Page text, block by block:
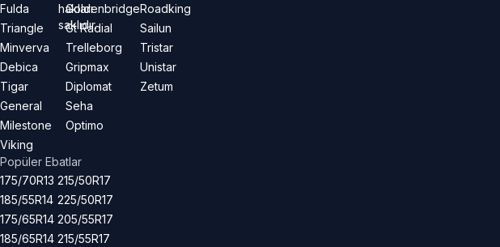
Fulda
Triangle
Minverva
Debica
Tigar
General
Milestone
Viking
Goldenbridge
Gt Radial
Trelleborg
Gripmax
Diplomat
Seha
Optimo
Roadking
Sailun
Tristar
Unistar
Zetum
Popüler Ebatlar
175/70R13
185/55R14
175/65R14
185/65R14
215/50R17
225/50R17
205/55R17
215/55R17
hakları
saklıdır.